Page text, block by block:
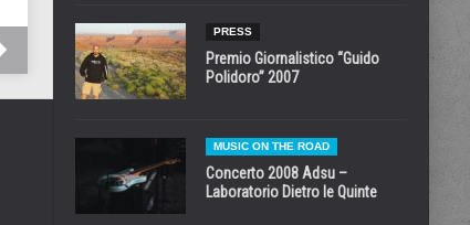
PRESS
Premio Giornalistico “Guido
Polidoro” 2007
MUSIC ON THE ROAD
Concerto 2008 Adsu –
Laboratorio Dietro le Quinte